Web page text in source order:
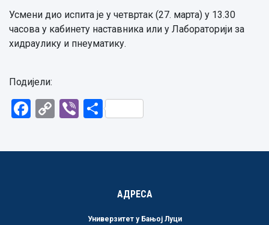
Усмени дио испита је у четвртак (27. марта) у 13.30
часова у кабинету наставника или у Лабораторији за
хидраулику и пнеуматику.
Подијели:
Facebook
CopyViberShare
АДРЕСА
Универзитет у Бањој Луци